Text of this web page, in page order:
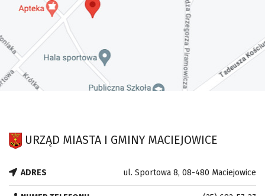
URZĄD MIASTA I GMINY MACIEJOWICE
ADRES ul. Sportowa 8, 08-480 Maciejowice